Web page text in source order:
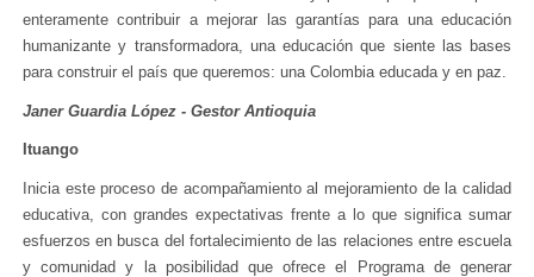
enteramente contribuir a mejorar las garantías para una educación
humanizante y transformadora, una educación que siente las bases
para construir el país que queremos: una Colombia educada y en paz.
Janer Guardia López - Gestor Antioquia
Ituango
Inicia este proceso de acompañamiento al mejoramiento de la calidad
educativa, con grandes expectativas frente a lo que significa sumar
esfuerzos en busca del fortalecimiento de las relaciones entre escuela
y comunidad y la posibilidad que ofrece el Programa de generar